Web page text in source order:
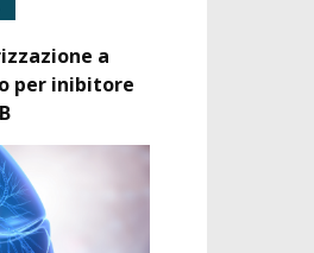
a
per inibitore